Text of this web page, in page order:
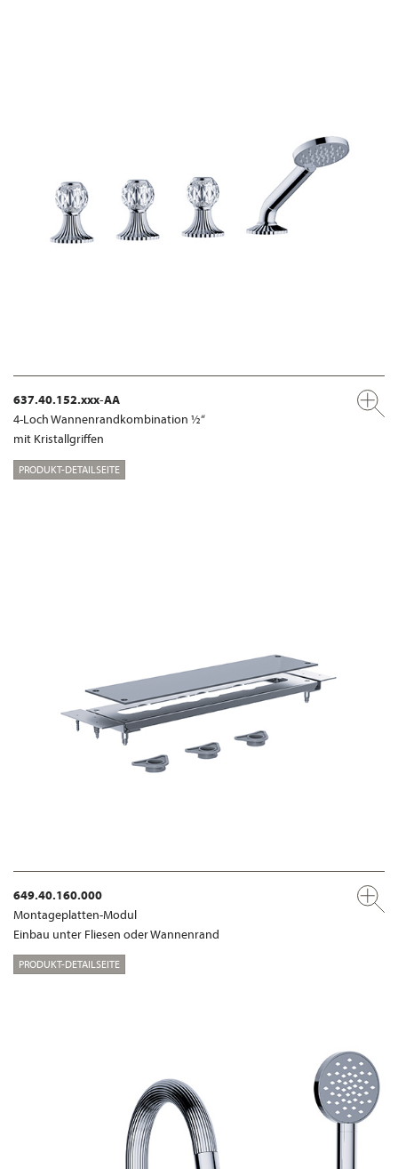
637.40.152.xxx-AA
4-Loch Wannenrandkombination ½“
mit Kristallgriffen
PRODUKT-DETAILSEITE
649.40.160.000
Montageplatten-Modul
Einbau unter Fliesen oder Wannenrand
PRODUKT-DETAILSEITE